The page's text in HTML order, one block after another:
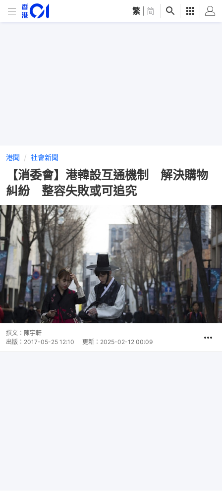
繁 简
港聞 社會新聞
【消委會】港韓設互通機制 解決購物
糾紛 整容失敗或可追究
撰文： 陳宇軒
出版： 2017-05-25 12:10 更新： 2025-02-12 00:09